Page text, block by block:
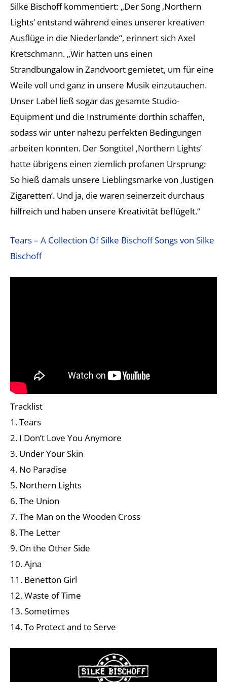
Silke Bischoff kommentiert: „Der Song ‚Northern
Lights‘ entstand während eines unserer kreativen
Ausflüge in die Niederlande“, erinnert sich Axel
Kretschmann. „Wir hatten uns einen
Strandbungalow in Zandvoort gemietet, um für eine
Weile voll und ganz in unsere Musik einzutauchen.
Unser Label ließ sogar das gesamte Studio-
Equipment und die Instrumente dorthin schaffen,
sodass wir unter nahezu perfekten Bedingungen
arbeiten konnten. Der Songtitel ‚Northern Lights‘
hatte übrigens einen ziemlich profanen Ursprung:
So hieß damals unsere Lieblingsmarke von ‚lustigen
Zigaretten‘. Und ja, die waren seinerzeit durchaus
hilfreich und haben unsere Kreativität beflügelt.“
Tears – A Collection Of Silke Bischoff Songs von Silke
Bischoff
Tracklist
1. Tears
2. I Don’t Love You Anymore
3. Under Your Skin
4. No Paradise
5. Northern Lights
6. The Union
7. The Man on the Wooden Cross
8. The Letter
9. On the Other Side
10. Ajna
11. Benetton Girl
12. Waste of Time
13. Sometimes
14. To Protect and to Serve